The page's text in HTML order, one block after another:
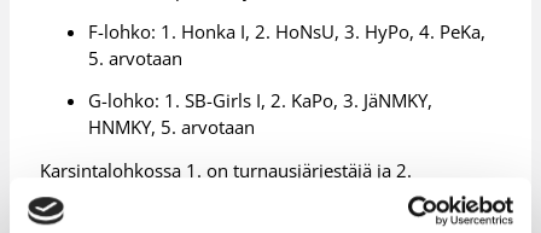
F-lohko: 1. Honka I, 2. HoNsU, 3. HyPo, 4. PeKa,
5. arvotaan
G-lohko: 1. SB-Girls I, 2. KaPo, 3. JäNMKY,
HNMKY, 5. arvotaan
Karsintalohkossa 1. on turnausjärjestäjä ja 2.
varajärjestäjä.